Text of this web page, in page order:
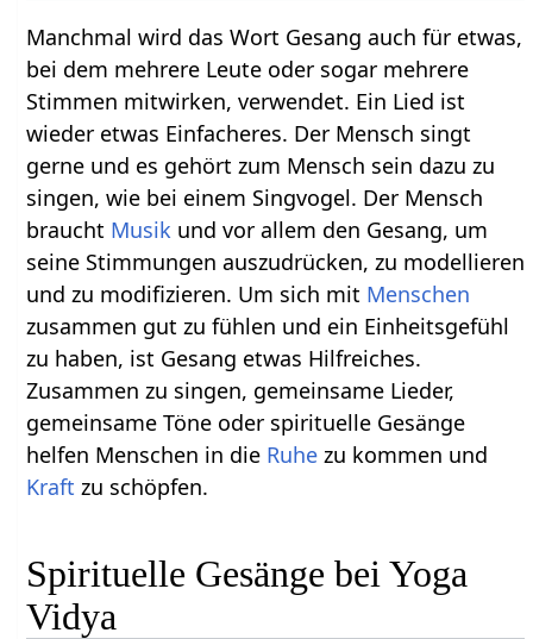
Manchmal wird das Wort Gesang auch für etwas,
bei dem mehrere Leute oder sogar mehrere
Stimmen mitwirken, verwendet. Ein Lied ist
wieder etwas Einfacheres. Der Mensch singt
gerne und es gehört zum Mensch sein dazu zu
singen, wie bei einem Singvogel. Der Mensch
braucht Musik und vor allem den Gesang, um
seine Stimmungen auszudrücken, zu modellieren
und zu modifizieren. Um sich mit Menschen
zusammen gut zu fühlen und ein Einheitsgefühl
zu haben, ist Gesang etwas Hilfreiches.
Zusammen zu singen, gemeinsame Lieder,
gemeinsame Töne oder spirituelle Gesänge
helfen Menschen in die Ruhe zu kommen und
Kraft zu schöpfen.
Spirituelle Gesänge bei Yoga
Vidya